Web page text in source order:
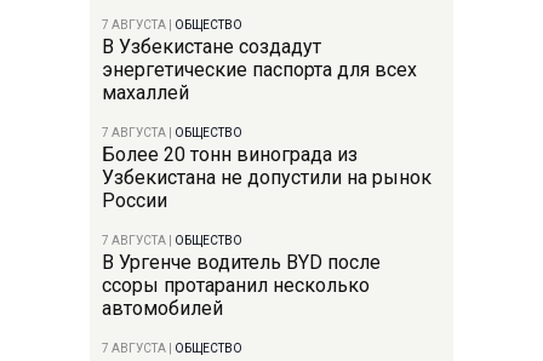
7 АВГУСТА ОБЩЕСТВО
В Узбекистане создадут
энергетические паспорта для всех
махаллей
7 АВГУСТА ОБЩЕСТВО
Более 20 тонн винограда из
Узбекистана не допустили на рынок
России
7 АВГУСТА ОБЩЕСТВО
В Ургенче водитель BYD после
ссоры протаранил несколько
автомобилей
7 АВГУСТА ОБЩЕСТВО